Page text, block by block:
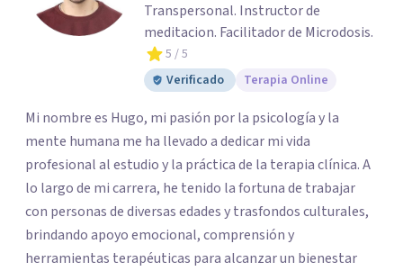
Transpersonal. Instructor de
meditacion. Facilitador de Microdosis.
5 / 5
Verificado
Terapia Online
Mi nombre es Hugo, mi pasión por la psicología y la
mente humana me ha llevado a dedicar mi vida
profesional al estudio y la práctica de la terapia clínica. A
lo largo de mi carrera, he tenido la fortuna de trabajar
con personas de diversas edades y trasfondos culturales,
brindando apoyo emocional, comprensión y
herramientas terapéuticas para alcanzar un bienestar